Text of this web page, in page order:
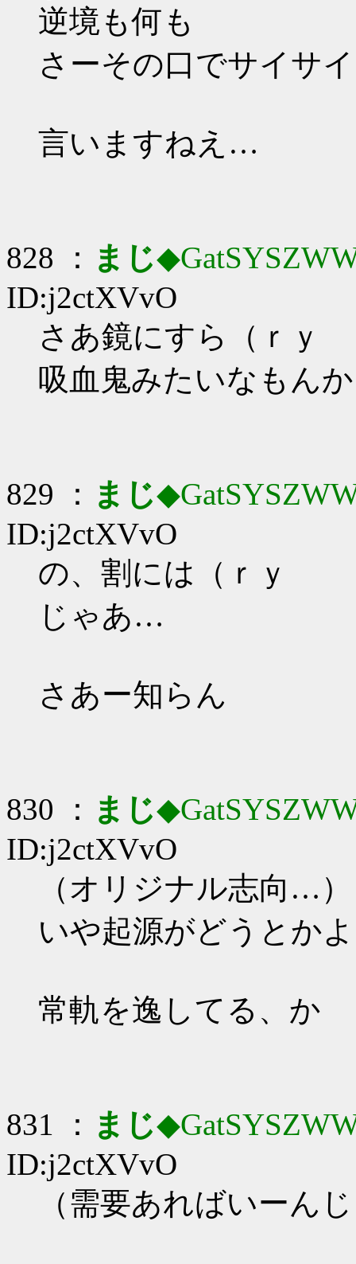
逆境も何も
さーその口でサイサ
言いますねえ…
828 ： まじ
ID:j2ctXVvO
さあ鏡にすら（ｒｙ
吸血鬼みたいなもんか
829 ： まじ
ID:j2ctXVvO
の、割には（ｒｙ
じゃあ…
さあー知らん
830 ： まじ
ID:j2ctXVvO
（オリジナル志向…）
いや起源がどうとか
常軌を逸してる、か
831 ： まじ
ID:j2ctXVvO
（需要あればいーん